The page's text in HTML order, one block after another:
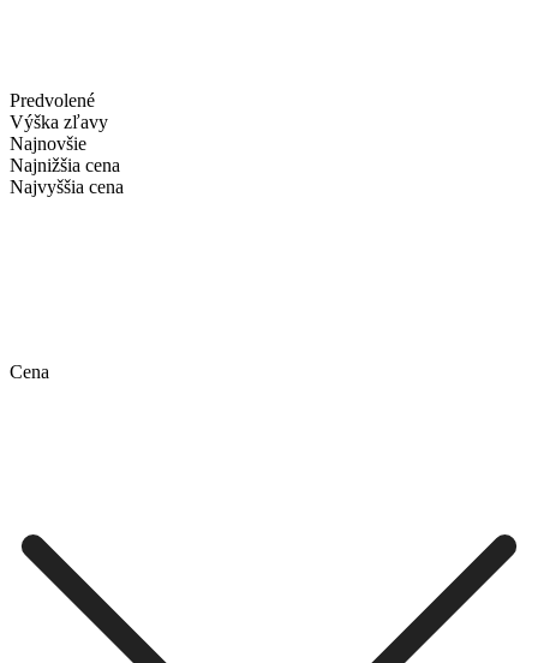
Predvolené
Výška zľavy
Najnovšie
Najnižšia cena
Najvyššia cena
Cena